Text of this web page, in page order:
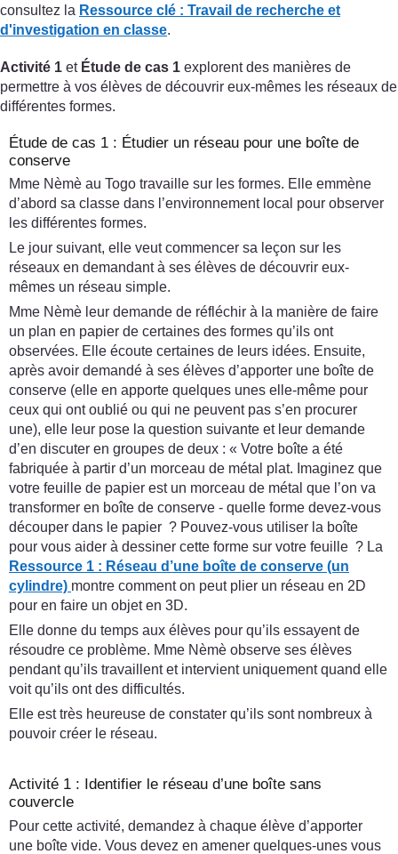
consultez la Ressource clé : Travail de recherche et
d'investigation en classe.
Activité 1 etÉtude de cas 1 explorent des manières de
permettre à vos élèves de découvrir eux-mêmes les réseaux de
différentes formes.
Étude de cas 1 : Étudier un réseau pour une boîte de
conserve
Mme Nèmè au Togo travaille sur les formes. Elle emmène
d’abord sa classe dans l’environnement local pour observer
les différentes formes.
Le jour suivant, elle veut commencer sa leçon sur les
réseaux en demandant à ses élèves de découvrir eux-
mêmes un réseau simple.
Mme Nèmè leur demande de réfléchir à la manière de faire
un plan en papier de certaines des formes qu’ils ont
observées. Elle écoute certaines de leurs idées. Ensuite,
après avoir demandé à ses élèves d’apporter une boîte de
conserve (elle en apporte quelques unes elle-même pour
ceux qui ont oublié ou qui ne peuvent pas s’en procurer
une), elle leur pose la question suivante et leur demande
d’en discuter en groupes de deux : « Votre boîte a été
fabriquée à partir d’un morceau de métal plat. Imaginez que
votre feuille de papier est un morceau de métal que l’on va
transformer en boîte de conserve - quelle forme devez-vous
découper dans le papier ? Pouvez-vous utiliser la boîte
pour vous aider à dessiner cette forme sur votre feuille ? La
Ressource 1 : Réseau d’une boîte de conserve (un
cylindre) montre comment on peut plier un réseau en 2D
pour en faire un objet en 3D.
Elle donne du temps aux élèves pour qu’ils essayent de
résoudre ce problème. Mme Nèmè observe ses élèves
pendant qu’ils travaillent et intervient uniquement quand elle
voit qu’ils ont des difficultés.
Elle est très heureuse de constater qu’ils sont nombreux à
pouvoir créer le réseau.
Activité 1 : Identifier le réseau d’une boîte sans
couvercle
Pour cette activité, demandez à chaque élève d’apporter
une boîte vide. Vous devez en amener quelques-unes vous